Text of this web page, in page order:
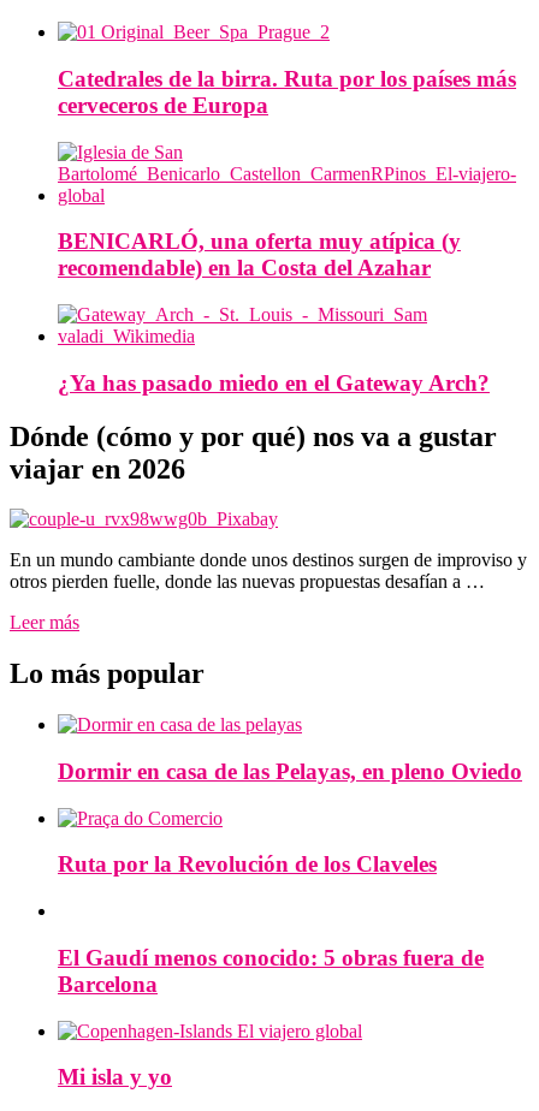
Catedrales de la birra. Ruta por los países más
cerveceros de Europa
BENICARLÓ, una oferta muy atípica (y
recomendable) en la Costa del Azahar
¿Ya has pasado miedo en el Gateway Arch?
Dónde (cómo y por qué) nos va a gustar
viajar en 2026
En un mundo cambiante donde unos destinos surgen de improviso y
otros pierden fuelle, donde las nuevas propuestas desafían a …
Leer más
Lo más popular
Dormir en casa de las Pelayas, en pleno Oviedo
Ruta por la Revolución de los Claveles
El Gaudí menos conocido: 5 obras fuera de
Barcelona
Mi isla y yo